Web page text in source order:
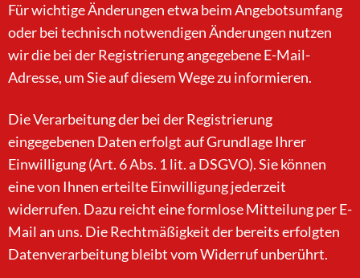
Für wichtige Änderungen etwa beim Angebotsumfang
oder bei technisch notwendigen Änderungen nutzen
wir die bei der Registrierung angegebene E-Mail-
Adresse, um Sie auf diesem Wege zu informieren.
Die Verarbeitung der bei der Registrierung
eingegebenen Daten erfolgt auf Grundlage Ihrer
Einwilligung (Art. 6 Abs. 1 lit. a DSGVO). Sie können
eine von Ihnen erteilte Einwilligung jederzeit
widerrufen. Dazu reicht eine formlose Mitteilung per E-
Mail an uns. Die Rechtmäßigkeit der bereits erfolgten
Datenverarbeitung bleibt vom Widerruf unberührt.